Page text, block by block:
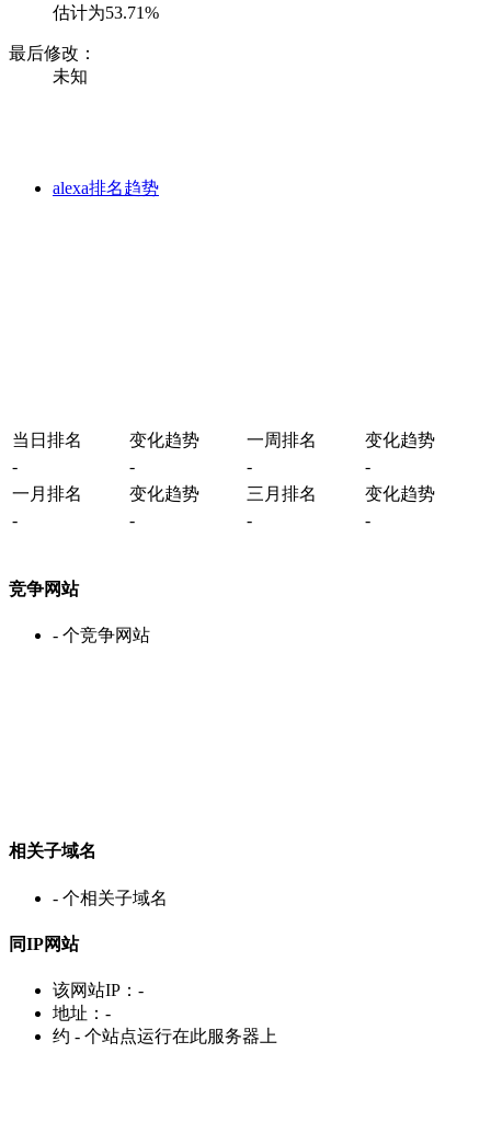
估计为53.71%
最后修改：
未知
alexa排名趋势
当日排名 变化趋势 一周排名
变化趋势
-
- -
-
一月排名
变化趋势 三月排名
变化趋势
-
- - -
竞争网站
- 个竞争网站
相关子域名
- 个相关子域名
同IP网站
该网站IP： -
地址： -
约 - 个站点运行在此服务器上